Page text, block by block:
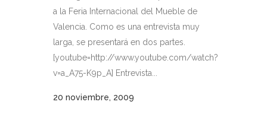
a la Feria Internacional del Mueble de
Valencia. Como es una entrevista muy
larga, se presentará en dos partes.
[youtube=http://www.youtube.com/watch?
v=a_A75-K9p_A] Entrevista...
20 noviembre, 2009